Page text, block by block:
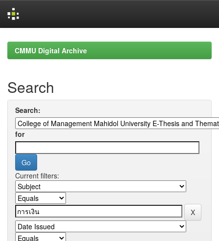
navigationCMMU Digital Archive
Search
Search:
for
Current filters: